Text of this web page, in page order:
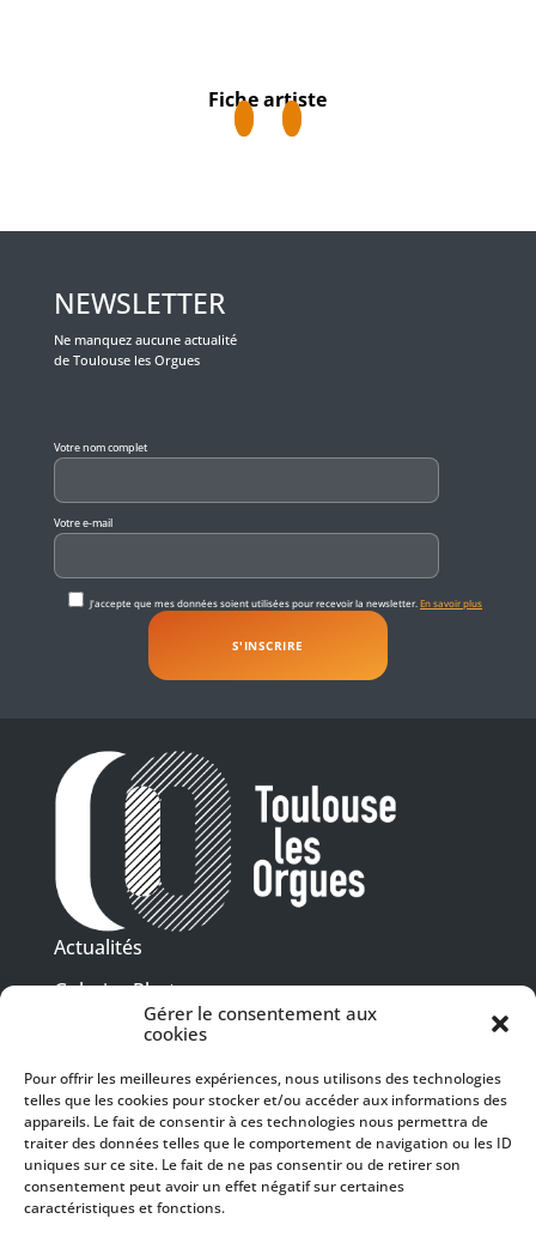
Gérer le consentement aux
cookies
Pour offrir les meilleures expériences, nous utilisons des technologies
telles que les cookies pour stocker et/ou accéder aux informations des
appareils. Le fait de consentir à ces technologies nous permettra de
traiter des données telles que le comportement de navigation ou les ID
uniques sur ce site. Le fait de ne pas consentir ou de retirer son
consentement peut avoir un effet négatif sur certaines
caractéristiques et fonctions.
Fiche artiste
NEWSLETTER
Ne manquez aucune actualité
de Toulouse les Orgues
Votre nom complet
Votre e-mail
J'accepte que mes données soient utilisées pour recevoir la newsletter.En savoir plus
Actualités
Galeries Photos
Vidéothèque
Presse
Programme PDF
Billetterie
Recrutement
Mentions légales